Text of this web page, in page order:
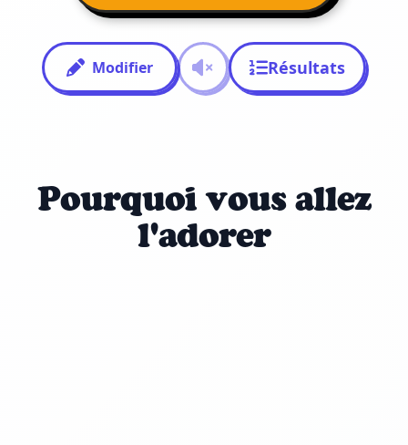
Modifier Résultats
Pourquoi vous allez
l'adorer